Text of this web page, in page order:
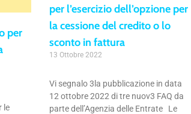
per
le
per l’esercizio dell’opzione per
la cessione del credito o lo
sconto in fattura
13 Ottobre 2022
Vi segnalo 3la pubblicazione in data
12 ottobre 2022 di tre nuov3 FAQ da
parte dell’Agenzia delle Entrate Le